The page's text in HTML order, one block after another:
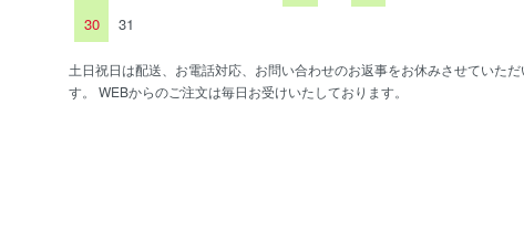
30
31
土日祝日は配送、お電話対応、お問い合わせのお返事をお休みさせていただ
す。 WEBからのご注文は毎日お受けいたしております。